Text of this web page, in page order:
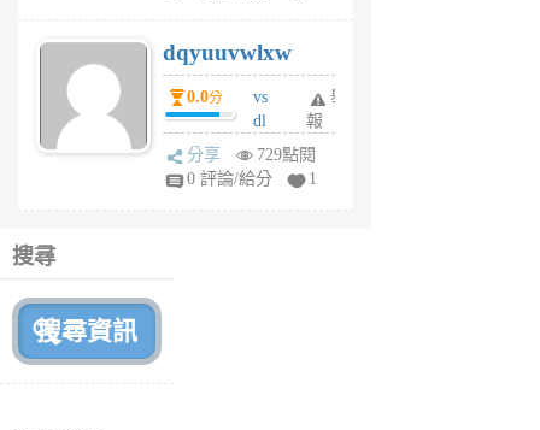
6
個
月
前
dqyuuvwlxw
0.0分
vs
dl
sq
fy
舉
報
分享
729點閱
0 評論/給分
1
搜尋